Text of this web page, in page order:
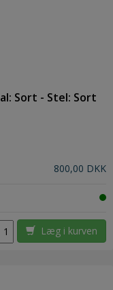
Sort - Stel: Sort
800,00 DKK
Læg i kurven